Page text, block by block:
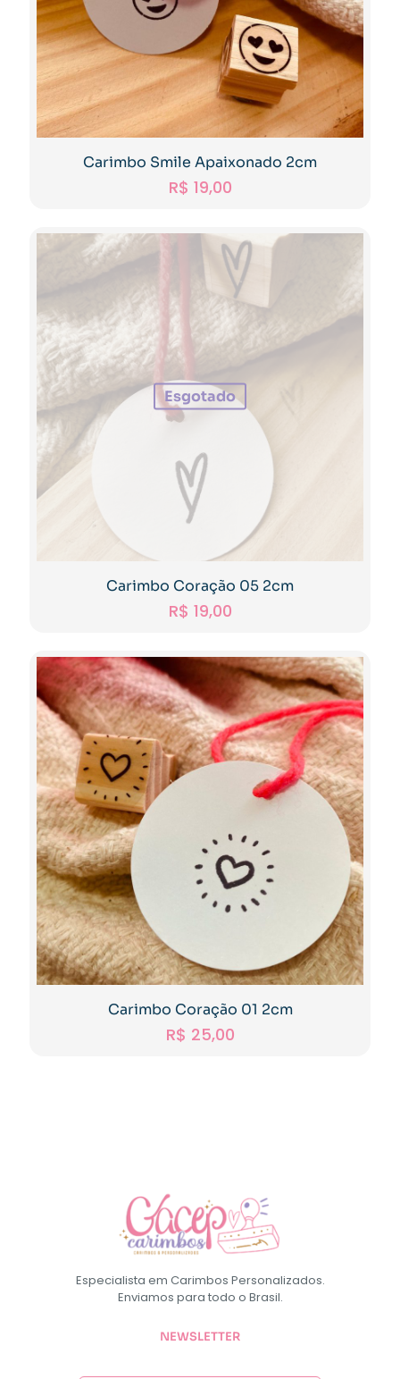
Carimbo Smile Apaixonado 2cm
R$ 19,00
Esgotado
Carimbo Coração 05 2cm
R$ 19,00
Carimbo Coração 01 2cm
R$ 25,00
Especialista em Carimbos Personalizados.
Enviamos para todo o Brasil.
NEWSLETTER